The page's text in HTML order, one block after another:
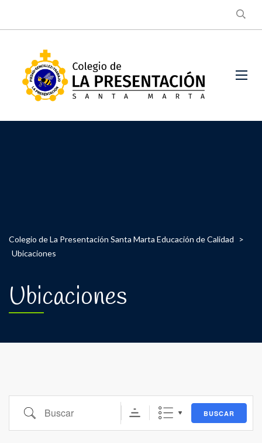
Colegio de La Presentación Santa Marta Educación de Calidad
>
Ubicaciones
Ubicaciones
Buscar BUSCAR
Locations?